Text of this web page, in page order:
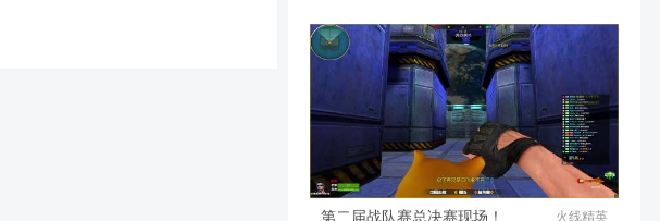
01:40
好评率仅60%？『我的世界 传
奇』究竟如何？
29w
压蛋夫人
04:04
我的世界 但你可以使用斗罗大
陆里的魂骨技能 【模组评测
29】
27w
压蛋夫人
火线精英
第二届战队赛总决赛现场！